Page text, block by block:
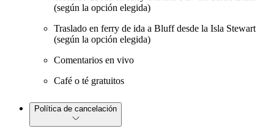
(según la opción elegida)
Traslado en ferry de ida a Bluff desde la Isla Stewart
(según la opción elegida)
Comentarios en vivo
Café o té gratuitos
Política de cancelación